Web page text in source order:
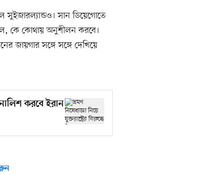
সান ডিয়েগোতে
কে কোথায় অনুশীলন করবে।
জায়গার সঙ্গে সঙ্গে দেখিয়ে
নালিশ করবে ইরান